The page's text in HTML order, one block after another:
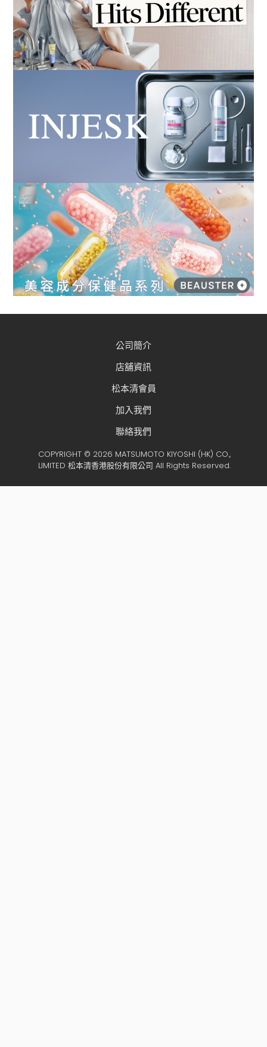
公司簡介
店舖資訊
松本清會員
加入我們
聯絡我們
COPYRIGHT © 2026 MATSUMOTO KIYOSHI (HK) CO.,
LIMITED 松本清香港股份有限公司 All Rights Reserved.